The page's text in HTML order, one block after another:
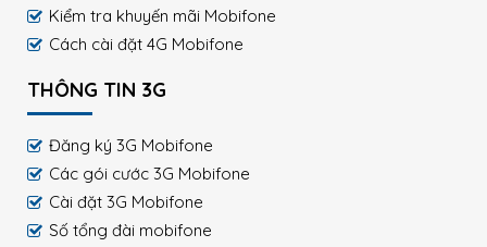
Kiểm tra khuyến mãi Mobifone
Cách cài đặt 4G Mobifone
THÔNG TIN 3G
Đăng ký 3G Mobifone
Các gói cước 3G Mobifone
Cài đặt 3G Mobifone
Số tổng đài mobifone